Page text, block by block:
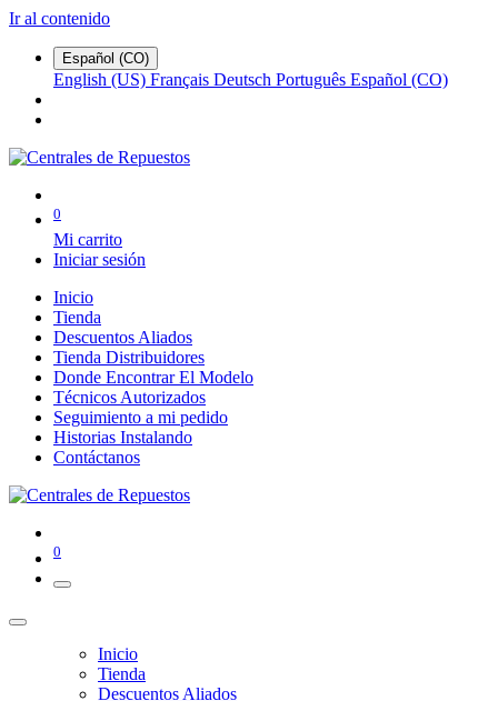
Ir al contenido
Español (CO)
English (US) Français Deutsch Português Español (CO)
0
Mi carrito
Iniciar sesión
Inicio
Tienda
Descuentos Aliados
Tienda Distribuidores
Donde Encontrar El Modelo
Técnicos Autorizados
Seguimiento a mi pedido
Historias Instalando
Contáctanos
0
Inicio
Tienda
Descuentos Aliados